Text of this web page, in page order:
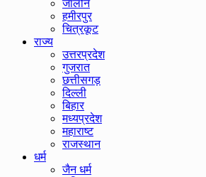
जालौन
हमीरपुर
चित्रकूट
राज्य
उत्तरप्रदेश
गुजरात
छत्तीसगड़
दिल्ली
बिहार
मध्यप्रदेश
महाराष्ट
राजस्थान
धर्म
जैन धर्म